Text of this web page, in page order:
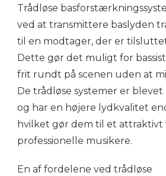
Trådløse
ved at transmittere baslyden
til en modtager, der er
Dette gør det muligt for
frit rundt på scenen uden at
De trådløse systemer er
og har en højere lydkvalitet
hvilket gør dem til et attraktivt
professionelle musikere.
En af fordelene ved trådløse